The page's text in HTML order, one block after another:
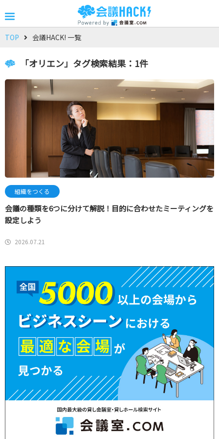
TOP 会議HACK! 一覧
「オリエン」タグ検索結果：1件
組織をつくる
会議の種類を6つに分けて解説！目的に合わせたミーティングを
設定しよう
2026.07.21